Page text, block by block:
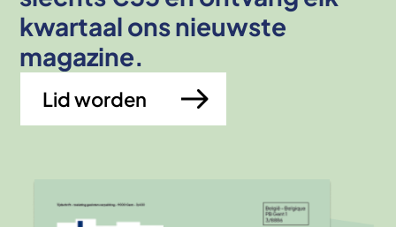
kwartaal ons nieuwste
magazine.
Lid worden